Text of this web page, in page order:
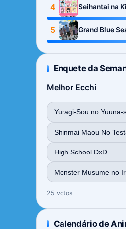
4
Seihantai na
Season
5 Grand Blue
Enquete da
Melhor Ecchi
Yuragi-Sou no Yuuna-
Shinmai Maou No
High School DxD
Monster Musume no
25 votos
Calendário de